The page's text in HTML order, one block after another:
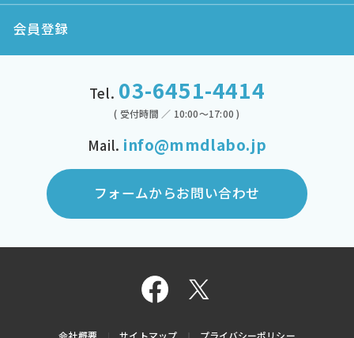
会員登録
Tel. 03-6451-4414
( 受付時間 ／ 10:00～17:00 )
Mail. info@mmdlabo.jp
フォームからお問い合わせ
会社概要 サイトマップ プライバシーポリシー